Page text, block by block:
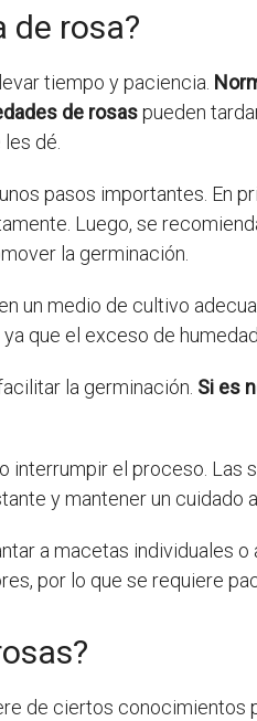
de rosa?
tiempo y paciencia.
de rosaspueden
dé.
pasos importantes. En
Luego, se
la germinación.
un medio de cultivo
que el exceso de
la germinación. Si es
interrumpir el proceso. Las
y mantener un cuidado
a macetas individuales
por lo que se requiere
de ciertos conocimientos